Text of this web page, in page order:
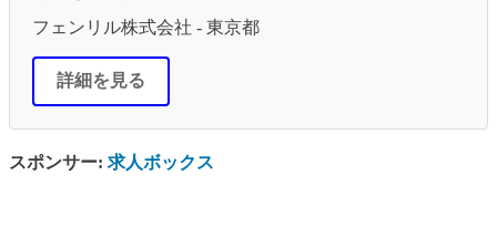
フェンリル株式会社 - 東京都
詳細を見る
スポンサー: 求人ボックス